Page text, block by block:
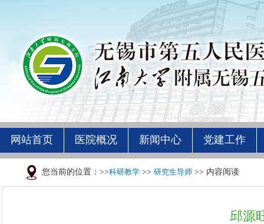
网站首页 医院概况 新闻中心 党建工作
您当前的位置：>>科研教学 >> 研究生导师 >> 内容阅读
邱源